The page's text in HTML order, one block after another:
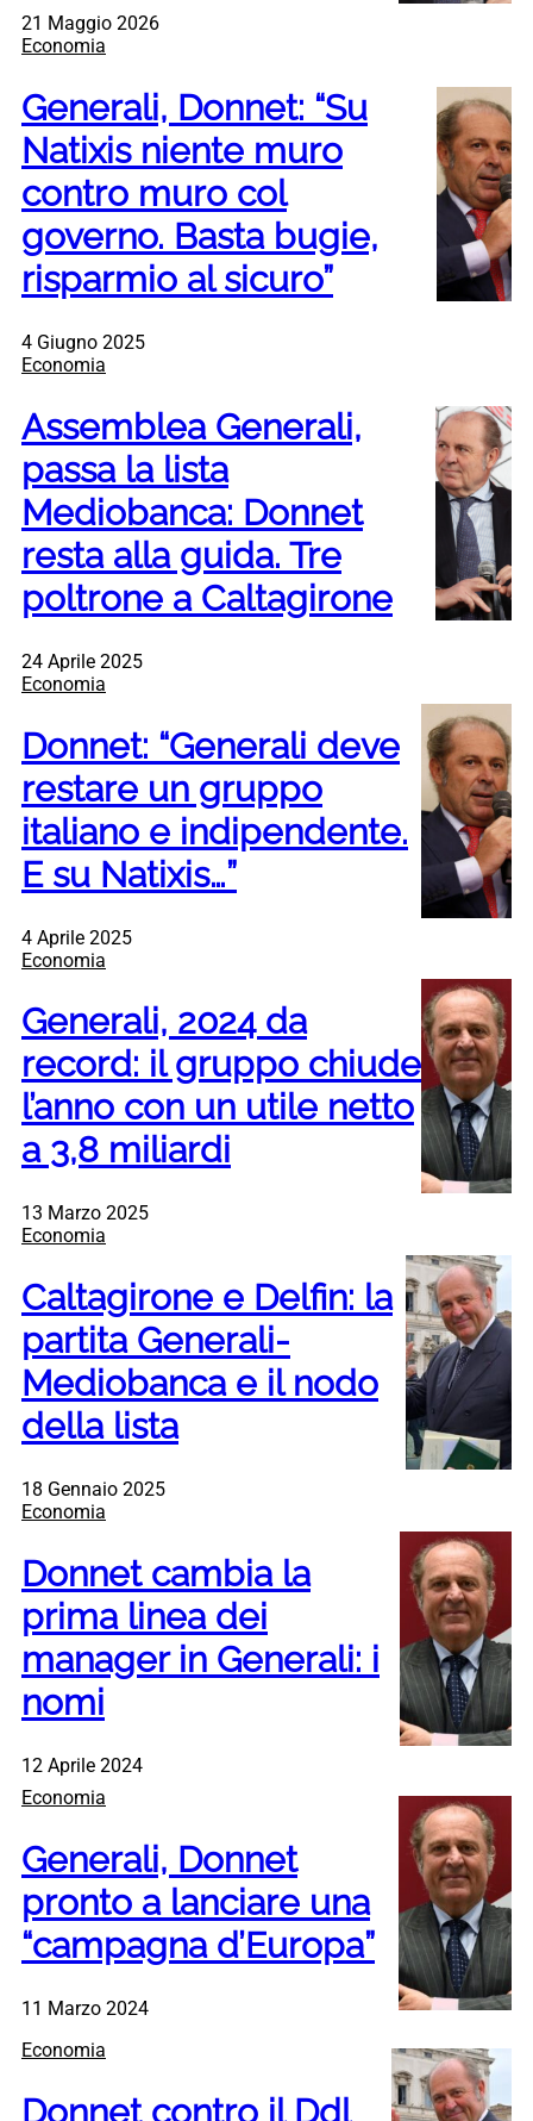
21 Maggio 2026
Economia
Generali, Donnet: “Su
Natixis niente muro
contro muro col
governo. Basta bugie,
risparmio al sicuro”
4 Giugno 2025
Economia
Assemblea Generali,
passa la lista
Mediobanca: Donnet
resta alla guida. Tre
poltrone a Caltagirone
24 Aprile 2025
Economia
Donnet: “Generali deve
restare un gruppo
italiano e indipendente.
E su Natixis…”
4 Aprile 2025
Economia
Generali, 2024 da
record: il gruppo chiude
l’anno con un utile netto
a 3,8 miliardi
13 Marzo 2025
Economia
Caltagirone e Delfin: la
partita Generali-
Mediobanca e il nodo
della lista
18 Gennaio 2025
Economia
Donnet cambia la
prima linea dei
manager in Generali: i
nomi
12 Aprile 2024
Economia
Generali, Donnet
pronto a lanciare una
“campagna d’Europa”
11 Marzo 2024
Economia
Donnet contro il Ddl